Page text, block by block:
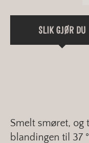
SLIK GJØR DU
Smelt smøret, og
blandingen til 37